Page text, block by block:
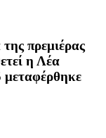
πρεμιέρας
η Λέα